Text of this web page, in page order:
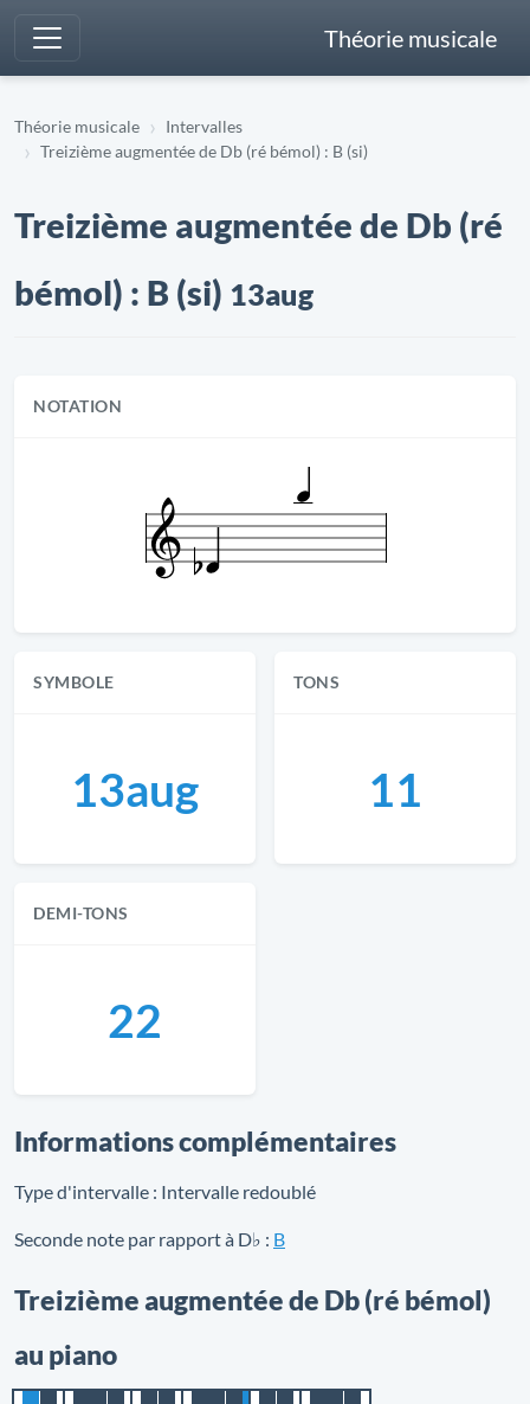
Théorie musicale
Théorie musicale
Intervalles
Treizième augmentée de Db (ré bémol) : B (si)
Treizième augmentée de Db (ré
bémol) : B (si) 13aug
NOTATION
SYMBOLE
13aug
TONS
11
DEMI-TONS
22
Informations complémentaires
Type d'intervalle : Intervalle redoublé
Seconde note par rapport à D♭ : B
Treizième augmentée de Db (ré bémol)
au piano